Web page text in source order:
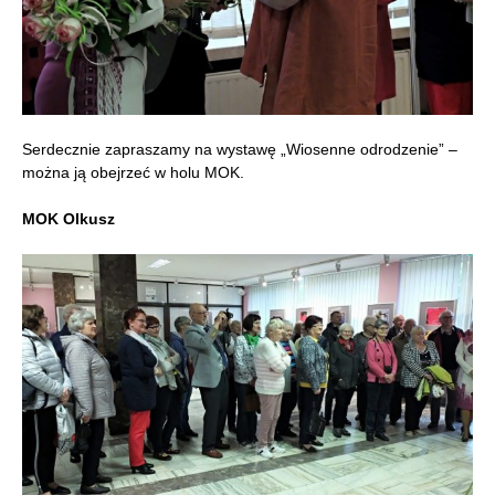
Serdecznie zapraszamy na wystawę „Wiosenne odrodzenie” –
można ją obejrzeć w holu MOK.
MOK Olkusz